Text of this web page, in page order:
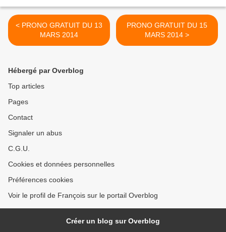
< PRONO GRATUIT DU 13
MARS 2014
PRONO GRATUIT DU 15
MARS 2014 >
Hébergé par Overblog
Top articles
Pages
Contact
Signaler un abus
C.G.U.
Cookies et données personnelles
Préférences cookies
Voir le profil de François sur le portail Overblog
Créer un blog sur Overblog